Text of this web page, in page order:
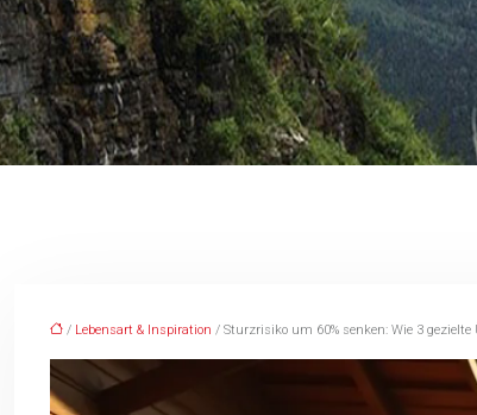
/ Lebensart & Inspiration / Sturzrisiko um 60% senken: Wie 3